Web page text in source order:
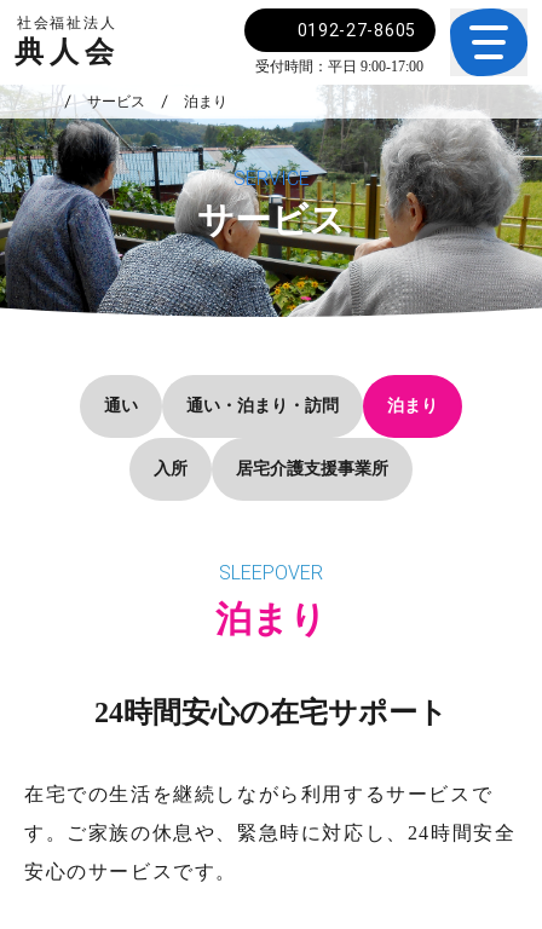
社会福祉法人
典人会
0192-27-8605
受付時間：平日 9:00-17:00
サービス 泊まり
SERVICE
サービス
通い 通い・泊まり・訪問 泊まり
入所 居宅介護支援事業所
SLEEPOVER
泊まり
24時間安心の在宅サポート
在宅での生活を継続しながら利用するサービスで
す。ご家族の休息や、緊急時に対応し、24時間安全
安心のサービスです。